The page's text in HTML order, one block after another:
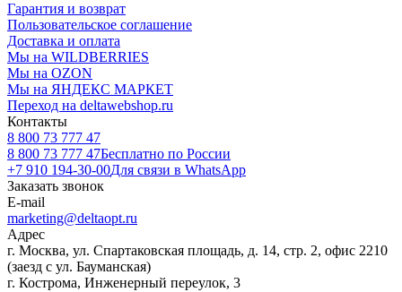
Гарантия и возврат
Пользовательское соглашение
Доставка и оплата
Мы на WILDBERRIES
Мы на OZON
Мы на ЯНДЕКС МАРКЕТ
Переход на deltawebshop.ru
Контакты
8 800 73 777 47
8 800 73 777 47Бесплатно по России
+7 910 194-30-00Для связи в WhatsApp
Заказать звонок
E-mail
marketing@deltaopt.ru
Адрес
г. Москва, ул. Спартаковская площадь, д. 14, стр. 2, офис 2210
(заезд с ул. Бауманская)
г. Кострома, Инженерный переулок, 3